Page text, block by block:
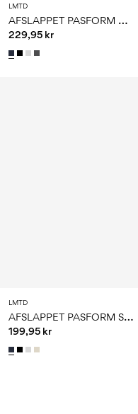
LMTD
A
FSLAPPET PASFORM HOODIE
229,95 kr
LMTD
A
FSLAPPET PASFORM SWEATSHIRT
199,95 kr